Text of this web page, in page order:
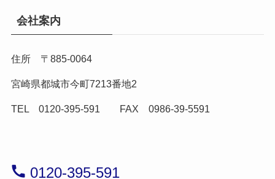
会社案内
住所 〒885-0064
宮崎県都城市今町7213番地2
TEL 0120-395-591 FAX 0986-39-5591
0120-395-591